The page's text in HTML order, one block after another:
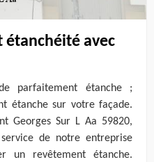
étanchéité avec
parfaitement étanche ;
étanche sur votre façade.
Georges Sur L Aa 59820,
de notre entreprise
un revêtement étanche.